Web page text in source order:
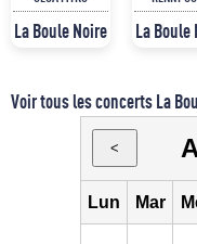
La Boule Noire La Boule
Voir tous les concerts La
<
Lun Mar